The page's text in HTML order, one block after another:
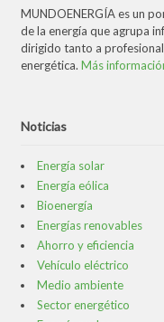
MUNDOENERGÍA es un
de la energía que agrupa
dirigido tanto a
energética. Más
Noticias
Energía solar
Energía eólica
Bioenergía
Energías renovables
Ahorro y eficiencia
Vehículo eléctrico
Medio ambiente
Sector energético